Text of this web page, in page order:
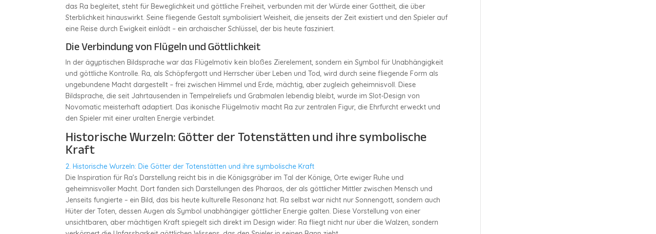
das Ra begleitet, steht für Beweglichkeit und göttliche Freiheit, verbunden mit der Würde einer Gottheit, die über
Sterblichkeit hinauswirkt. Seine fliegende Gestalt symbolisiert Weisheit, die jenseits der Zeit existiert und den Spieler auf
eine Reise durch Ewigkeit einlädt – ein archaischer Schlüssel, der bis heute fasziniert.
Die Verbindung von Flügeln und Göttlichkeit
In der ägyptischen Bildsprache war das Flügelmotiv kein bloßes Zierelement, sondern ein Symbol für Unabhängigkeit
und göttliche Kontrolle. Ra, als Schöpfergott und Herrscher über Leben und Tod, wird durch seine fliegende Form als
ungebundene Macht dargestellt – frei zwischen Himmel und Erde, mächtig, aber zugleich geheimnisvoll. Diese
Bildsprache, die seit Jahrtausenden in Tempelreliefs und Grabmalen lebendig bleibt, wurde im Slot-Design von
Novomatic meisterhaft adaptiert. Das ikonische Flügelmotiv macht Ra zur zentralen Figur, die Ehrfurcht erweckt und
den Spieler mit einer uralten Energie verbindet.
Historische Wurzeln: Götter der Totenstätten und ihre symbolische
Kraft
2. Historische Wurzeln: Die Götter der Totenstätten und ihre symbolische Kraft
Die Inspiration für Ra’s Darstellung reicht bis in die Königsgräber im Tal der Könige, Orte ewiger Ruhe und
geheimnisvoller Macht. Dort fanden sich Darstellungen des Pharaos, der als göttlicher Mittler zwischen Mensch und
Jenseits fungierte – ein Bild, das bis heute kulturelle Resonanz hat. Ra selbst war nicht nur Sonnengott, sondern auch
Hüter der Toten, dessen Augen als Symbol unabhängiger göttlicher Energie galten. Diese Vorstellung von einer
unsichtbaren, aber mächtigen Kraft spiegelt sich direkt im Design wider: Ra fliegt nicht nur über die Walzen, sondern